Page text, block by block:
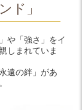
ド」
や「強さ」をイ
しまれていま
遠の絆」があ